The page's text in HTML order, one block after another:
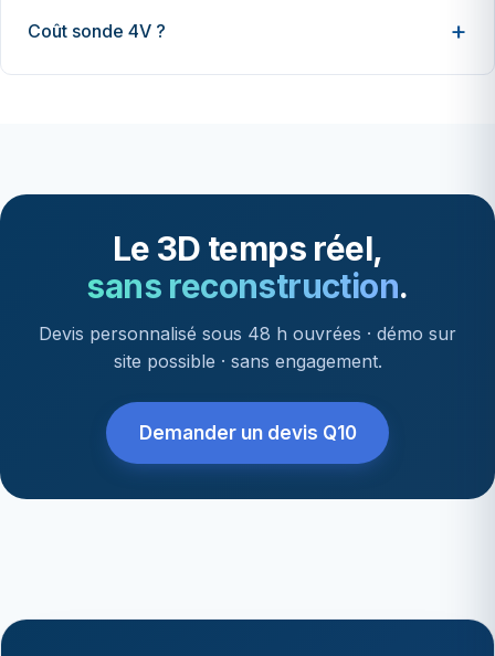
Coût sonde 4V ?
Le 3D temps réel,
sans reconstruction.
Devis personnalisé sous 48 h ouvrées · démo sur
site possible · sans engagement.
Demander un devis Q10